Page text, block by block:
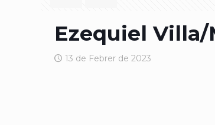
Ezequiel Villa/
13 de Febrer de 2023